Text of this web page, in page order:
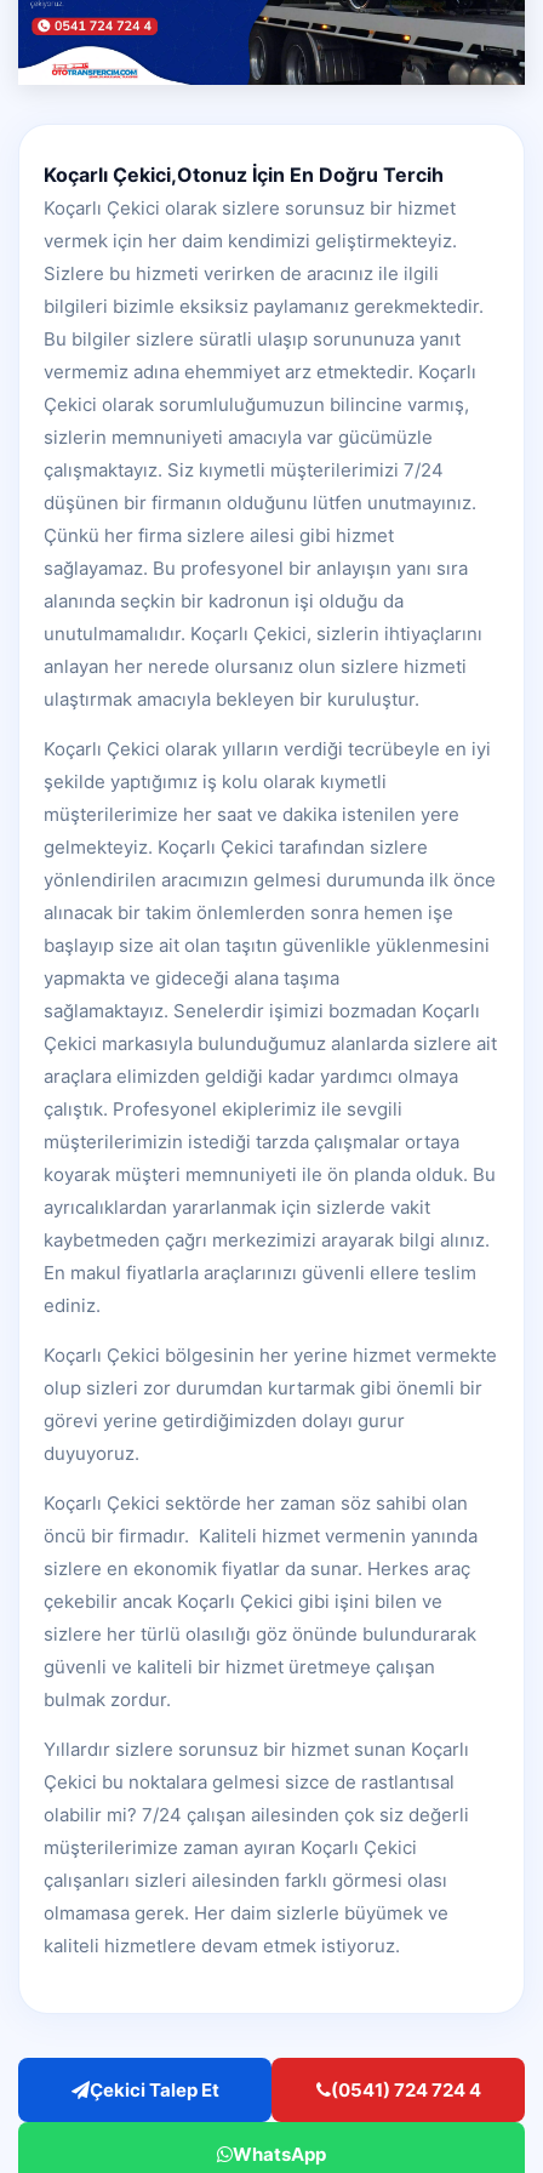
Koçarlı Çekici,Otonuz İçin En Doğru Tercih
Koçarlı Çekici olarak sizlere sorunsuz bir hizmet
vermek için her daim kendimizi geliştirmekteyiz.
Sizlere bu hizmeti verirken de aracınız ile ilgili
bilgileri bizimle eksiksiz paylamanız gerekmektedir.
Bu bilgiler sizlere süratli ulaşıp sorununuza yanıt
vermemiz adına ehemmiyet arz etmektedir. Koçarlı
Çekici olarak sorumluluğumuzun bilincine varmış,
sizlerin memnuniyeti amacıyla var gücümüzle
çalışmaktayız. Siz kıymetli müşterilerimizi 7/24
düşünen bir firmanın olduğunu lütfen unutmayınız.
Çünkü her firma sizlere ailesi gibi hizmet
sağlayamaz. Bu profesyonel bir anlayışın yanı sıra
alanında seçkin bir kadronun işi olduğu da
unutulmamalıdır. Koçarlı Çekici, sizlerin ihtiyaçlarını
anlayan her nerede olursanız olun sizlere hizmeti
ulaştırmak amacıyla bekleyen bir kuruluştur.
Koçarlı Çekici olarak yılların verdiği tecrübeyle en iyi
şekilde yaptığımız iş kolu olarak kıymetli
müşterilerimize her saat ve dakika istenilen yere
gelmekteyiz. Koçarlı Çekici tarafından sizlere
yönlendirilen aracımızın gelmesi durumunda ilk önce
alınacak bir takim önlemlerden sonra hemen işe
başlayıp size ait olan taşıtın güvenlikle yüklenmesini
yapmakta ve gideceği alana taşıma
sağlamaktayız. Senelerdir işimizi bozmadan Koçarlı
Çekici markasıyla bulunduğumuz alanlarda sizlere ait
araçlara elimizden geldiği kadar yardımcı olmaya
çalıştık. Profesyonel ekiplerimiz ile sevgili
müşterilerimizin istediği tarzda çalışmalar ortaya
koyarak müşteri memnuniyeti ile ön planda olduk. Bu
ayrıcalıklardan yararlanmak için sizlerde vakit
kaybetmeden çağrı merkezimizi arayarak bilgi alınız.
En makul fiyatlarla araçlarınızı güvenli ellere teslim
ediniz.
Koçarlı Çekici bölgesinin her yerine hizmet vermekte
olup sizleri zor durumdan kurtarmak gibi önemli bir
görevi yerine getirdiğimizden dolayı gurur
duyuyoruz.
Koçarlı Çekici sektörde her zaman söz sahibi olan
öncü bir firmadır. Kaliteli hizmet vermenin yanında
sizlere en ekonomik fiyatlar da sunar. Herkes araç
çekebilir ancak Koçarlı Çekici gibi işini bilen ve
sizlere her türlü olasılığı göz önünde bulundurarak
güvenli ve kaliteli bir hizmet üretmeye çalışan
bulmak zordur.
Yıllardır sizlere sorunsuz bir hizmet sunan Koçarlı
Çekici bu noktalara gelmesi sizce de rastlantısal
olabilir mi? 7/24 çalışan ailesinden çok siz değerli
müşterilerimize zaman ayıran Koçarlı Çekici
çalışanları sizleri ailesinden farklı görmesi olası
olmamasa gerek. Her daim sizlerle büyümek ve
kaliteli hizmetlere devam etmek istiyoruz.
Çekici Talep Et (0541) 724 724 4
WhatsApp